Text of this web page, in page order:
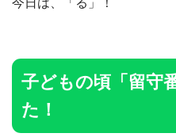
子どもの頃「留守
た！